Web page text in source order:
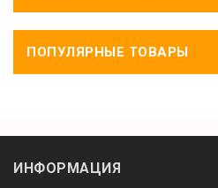
ПОПУЛЯРНЫЕ ТОВАРЫ
ИНФОРМАЦИЯ